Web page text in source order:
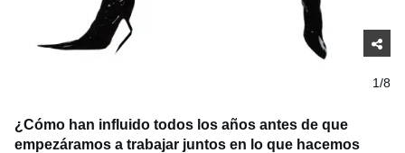
1/8
¿Cómo han influido todos los años antes de que
empezáramos a trabajar juntos en lo que hacemos